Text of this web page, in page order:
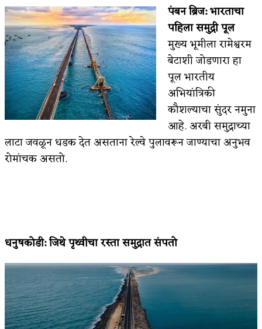
पंबन ब्रिज:भारताचा
पहिला समुद्री पूल
मुख्य भूमीला रामेश्वरम
बेटाशी जोडणारा हा
पूल भारतीय
अभियांत्रिकी
कौशल्याचा सुंदर नमुना
आहे. अरबी समुद्राच्या
लाटा जवळून धडक देत असताना रेल्वे पुलावरून जाण्याचा अनुभव
रोमांचक असतो.
धनुषकोडी:जिथे पृथ्वीचा रस्ता समुद्रात संपतो